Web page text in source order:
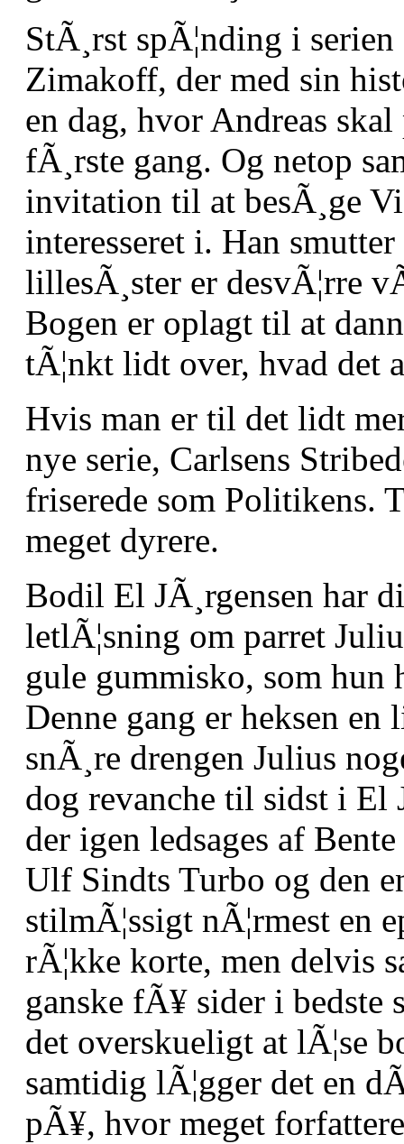
StÃ¸rst spÃ¦nding i
Zimakoff, der med sin
en dag, hvor Andreas
fÃ¸rste gang. Og netop
invitation til at besÃ¸ge
interesseret i. Han
lillesÃ¸ster er desvÃ¦rre
Bogen er oplagt til at
tÃ¦nkt lidt over, hvad det
Hvis man er til det lidt
nye serie, Carlsens
friserede som Politikens.
meget dyrere.
Bodil El JÃ¸rgensen har
letlÃ¦sning om parret
gule gummisko, som hun
Denne gang er heksen
snÃ¸re drengen Julius
dog revanche til sidst i El
der igen ledsages af
Ulf Sindts Turbo og den
stilmÃ¦ssigt nÃ¦rmest en
rÃ¦kke korte, men delvis
ganske fÃ¥ sider i bedste
det overskueligt at lÃ¦se
samtidig lÃ¦gger det en
pÃ¥, hvor meget